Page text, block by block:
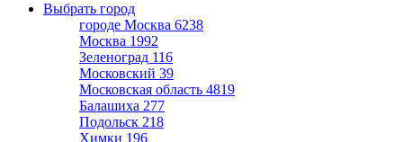
Выбрать город
городе Москва 6238
Москва 1992
Зеленоград 116
Московский 39
Московская область 4819
Балашиха 277
Подольск 218
Химки 196